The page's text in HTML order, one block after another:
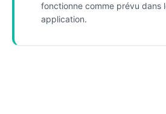
fonctionne comme prévu dans
application.